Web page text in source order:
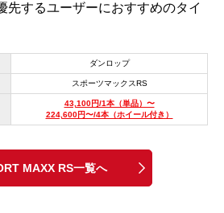
先するユーザーにおすすめのタイ
ダンロップ
スポーツマックスRS
43,100円/1本（単品）〜
224,600円〜/4本（ホイール付き）
MAXX RS一覧へ